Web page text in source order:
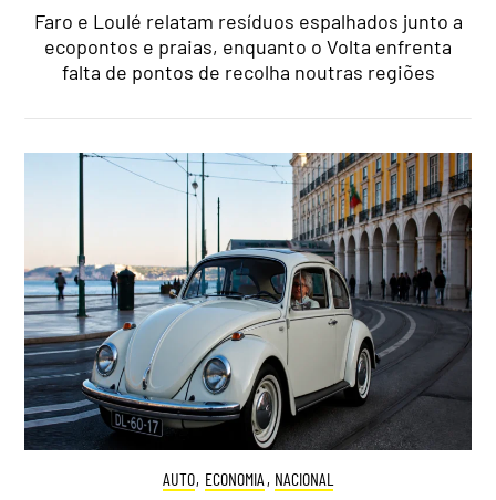
Faro e Loulé relatam resíduos espalhados junto a
ecopontos e praias, enquanto o Volta enfrenta
falta de pontos de recolha noutras regiões
AUTO, ECONOMIA , NACIONAL